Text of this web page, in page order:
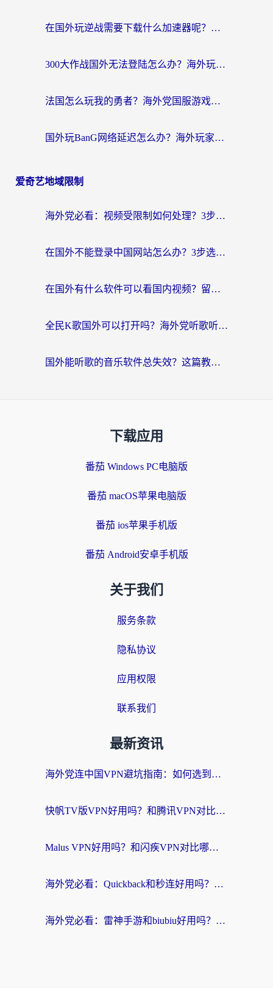
在国外玩逆战需要下载什么加速器呢？海外党亲测有效的国服游戏加速指南
300大作战国外无法登陆怎么办？海外玩家亲测有效的解决指南
法国怎么玩我的勇者？海外党国服游戏不卡攻略，附3款热门游戏加速实测
国外玩BanG网络延迟怎么办？海外玩家亲测有效的国服游戏加速指南
爱奇艺地域限制
海外党必看：视频受限制如何处理？3步解决国内剧番“看不了”难题
在国外不能登录中国网站怎么办？3步选对回国加速器，无缝刷剧、办业务
在国外有什么软件可以看国内视频？留学生亲测的追剧救星来了
全民K歌国外可以打开吗？海外党听歌听书无限制的实用指南
国外能听歌的音乐软件总失效？这篇教你怎么在海外流畅听网易云
下载应用
番茄 Windows PC电脑版
番茄 macOS苹果电脑版
番茄 ios苹果手机版
番茄 Android安卓手机版
关于我们
服务条款
隐私协议
应用权限
联系我们
最新资讯
海外党连中国VPN避坑指南：如何选到真正能无缝刷国内资源的加速器？
快帆TV版VPN好用吗？和腾讯VPN对比哪个回国效果更好？海外党必看的真实体验指南
Malus VPN好用吗？和闪疾VPN对比哪个回国效果更好？海外华人的实用避坑指南
海外党必看：Quickback和秒连好用吗？3步选对回国加速器，无缝刷国内资源
海外党必看：雷神手游和biubiu好用吗？3招选对回国加速器无缝刷国内资源